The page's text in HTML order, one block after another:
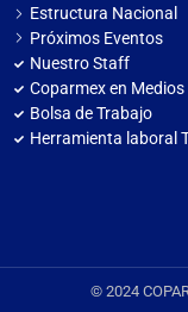
Estructura Nacional
Próximos Eventos
Nuestro Staff
Coparmex en Medios
Bolsa de Trabajo
Herramienta laboral
© 2024